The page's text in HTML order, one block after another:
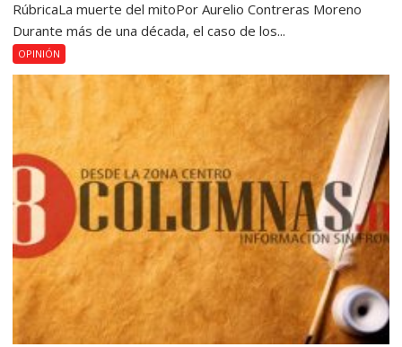
RúbricaLa muerte del mitoPor Aurelio Contreras Moreno
Durante más de una década, el caso de los...
OPINIÓN